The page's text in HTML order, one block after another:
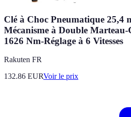
Clé à Choc Pneumatique 25,4
Mécanisme à Double
1626 Nm-Réglage à 6 Vitesses
Rakuten FR
132.86 EURVoir le prix